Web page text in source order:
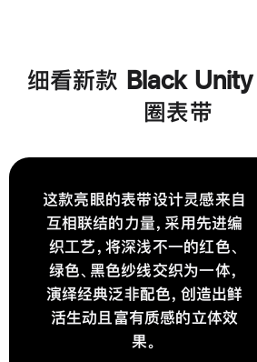
细看新款 Black Unity
圈表带
这款亮眼的表带设计灵感来自
互相联结的力量，采用先进编
织工艺，将深浅不一的红色、
绿色、黑色纱线交织为一体，
演绎经典泛非配色，创造出鲜
活生动且富有质感的立体效
果。